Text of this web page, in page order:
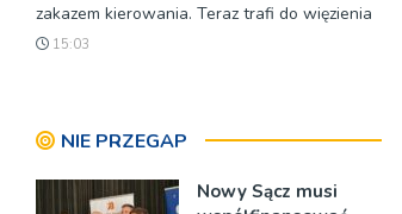
zakazem kierowania. Teraz trafi do więzienia
15:03
NIE PRZEGAP
Nowy Sącz musi